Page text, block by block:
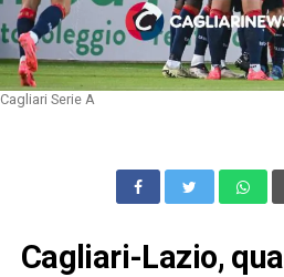
Cagliari Serie A
Cagliari-Lazio,